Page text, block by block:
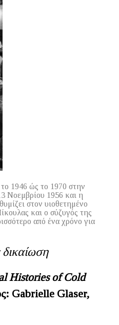
1946 ώς το 1970 στην
Νοεμβρίου 1956 και η
στον υιοθετημένο
και ο σύζυγός της
από ένα χρόνο για
Histories of Cold
: Gabrielle Glaser,